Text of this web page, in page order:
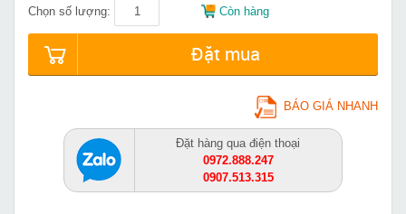
Chọn số lượng: Còn hàng
Đặt mua
BÁO GIÁ NHANH
Đặt hàng qua điện thoại
0972.888.247
0907.513.315